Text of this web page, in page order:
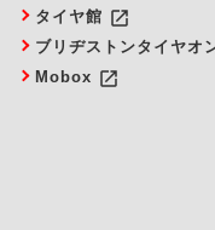
タイヤ館 launch
ブリヂストンタイヤオ
Mobox launch